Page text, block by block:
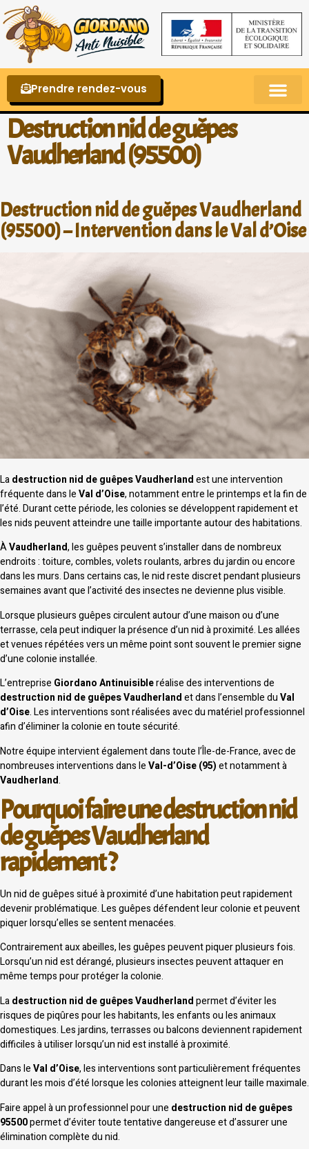
Prendre rendez-vous
Destruction nid de guêpes
Vaudherland (95500)
Destruction nid de guêpes Vaudherland
(95500) – Intervention dans le Val d’Oise
Ladestruction nid de guêpes Vaudherlandest une intervention
fréquente dans leVal d’Oise, notamment entre le printemps et la fin de
l’été. Durant cette période, les colonies se développent rapidement et
les nids peuvent atteindre une taille importante autour des habitations.
ÀVaudherland, les guêpes peuvent s’installer dans de nombreux
endroits : toiture, combles, volets roulants, arbres du jardin ou encore
dans les murs. Dans certains cas, le nid reste discret pendant plusieurs
semaines avant que l’activité des insectes ne devienne plus visible.
Lorsque plusieurs guêpes circulent autour d’une maison ou d’une
terrasse, cela peut indiquer la présence d’un nid à proximité. Les allées
et venues répétées vers un même point sont souvent le premier signe
d’une colonie installée.
L’entreprise Giordano Antinuisibleréalise des interventions de
destruction nid de guêpes Vaudherlandet dans l’ensemble duVal
d’Oise. Les interventions sont réalisées avec du matériel professionnel
afin d’éliminer la colonie en toute sécurité.
Notre équipe intervient également dans toute l’Île-de-France, avec de
nombreuses interventions dans leVal-d’Oise (95)et notamment à
Vaudherland.
Pourquoi faire une destruction nid
de guêpes Vaudherland
rapidement ?
Un nid de guêpes situé à proximité d’une habitation peut rapidement
devenir problématique. Les guêpes défendent leur colonie et peuvent
piquer lorsqu’elles se sentent menacées.
Contrairement aux abeilles, les guêpes peuvent piquer plusieurs fois.
Lorsqu’un nid est dérangé, plusieurs insectes peuvent attaquer en
même temps pour protéger la colonie.
Ladestruction nid de guêpes Vaudherlandpermet d’éviter les
risques de piqûres pour les habitants, les enfants ou les animaux
domestiques. Les jardins, terrasses ou balcons deviennent rapidement
difficiles à utiliser lorsqu’un nid est installé à proximité.
Dans leVal d’Oise, les interventions sont particulièrement fréquentes
durant les mois d’été lorsque les colonies atteignent leur taille maximale.
Faire appel à un professionnel pour une destruction nid de guêpes
95500permet d’éviter toute tentative dangereuse et d’assurer une
élimination complète du nid.